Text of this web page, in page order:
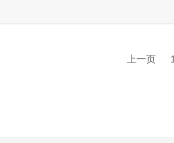
上一页